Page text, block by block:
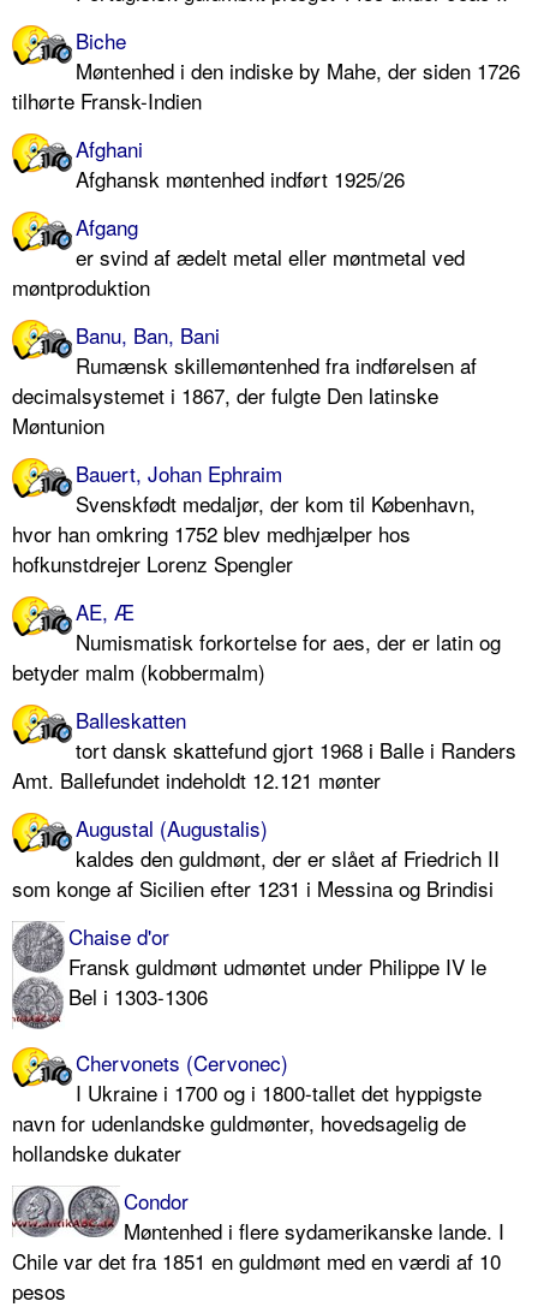
Biche
Møntenhed i den indiske by Mahe, der siden 1726
tilhørte Fransk-Indien
Afghani
Afghansk møntenhed indført 1925/26
Afgang
er svind af ædelt metal eller møntmetal ved
møntproduktion
Banu, Ban, Bani
Rumænsk skillemøntenhed fra indførelsen af
decimalsystemet i 1867, der fulgte Den latinske
Møntunion
Bauert, Johan Ephraim
Svenskfødt medaljør, der kom til København,
hvor han omkring 1752 blev medhjælper hos
hofkunstdrejer Lorenz Spengler
AE, Æ
Numismatisk forkortelse for aes, der er latin og
betyder malm (kobbermalm)
Balleskatten
tort dansk skattefund gjort 1968 i Balle i Randers
Amt. Ballefundet indeholdt 12.121 mønter
Augustal (Augustalis)
kaldes den guldmønt, der er slået af Friedrich II
som konge af Sicilien efter 1231 i Messina og Brindisi
Chaise d'or
Fransk guldmønt udmøntet under Philippe IV le
Bel i 1303-1306
Chervonets (Cervonec)
I Ukraine i 1700 og i 1800-tallet det hyppigste
navn for udenlandske guldmønter, hovedsagelig de
hollandske dukater
Condor
Møntenhed i flere sydamerikanske lande. I
Chile var det fra 1851 en guldmønt med en værdi af 10
pesos